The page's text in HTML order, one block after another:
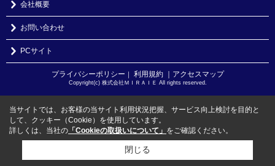
会社概要
お問い合わせ
PCサイト
プライバシーポリシー 利用規約 ｜アクセスマップ
Copyright(c) 株式会社ＭＩＲＡＩＥ All rights reserved.
当サイトでは、お客様の当サイト利用状況把握、サービス向上検討を目的と
して、クッキー（Cookie）を使用しています。
詳しくは、当社の 「Cookieの取扱いについて」 をご確認ください。
閉じる